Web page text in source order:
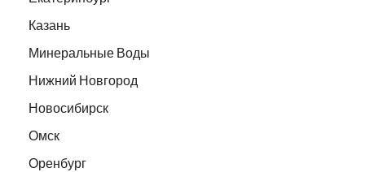
Казань
Минеральные Воды
Нижний Новгород
Новосибирск
Омск
Оренбург